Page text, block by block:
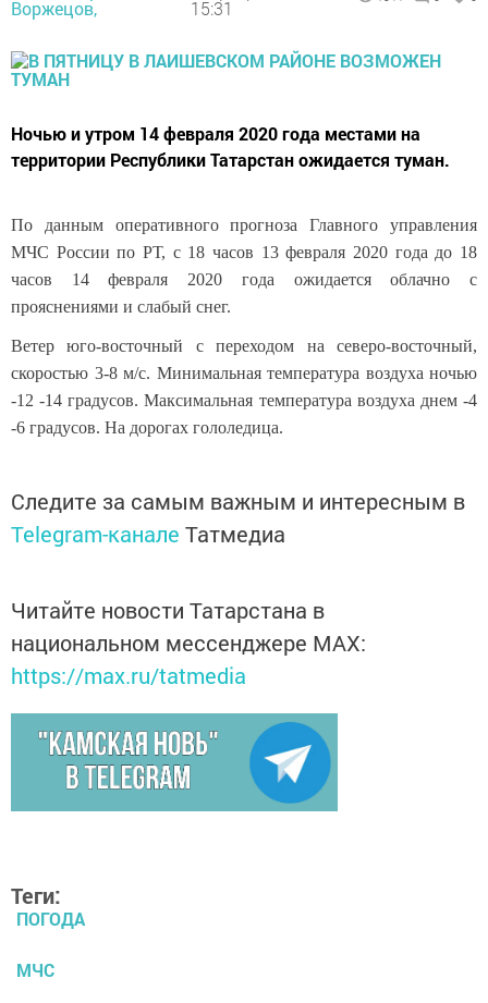
Воржецов,
15:31
Ночью и утром 14 февраля 2020 года местами на
территории Республики Татарстан ожидается туман.
По данным оперативного прогноза Главного управления
МЧС России по РТ, с 18 часов 13 февраля 2020 года до 18
часов 14 февраля 2020 года ожидается облачно с
прояснениями и слабый снег.
Ветер юго-восточный с переходом на северо-восточный,
скоростью 3-8 м/с. Минимальная температура воздуха ночью
-12 -14 градусов. Максимальная температура воздуха днем -4
-6 градусов. На дорогах гололедица.
Следите за самым важным и интересным в
Telegram-канале Татмедиа
Читайте новости Татарстана в
национальном мессенджере MАХ:
https://max.ru/tatmedia
Теги:
ПОГОДА
МЧС